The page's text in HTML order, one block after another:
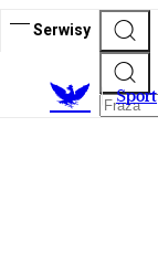
Serwisy
Sport